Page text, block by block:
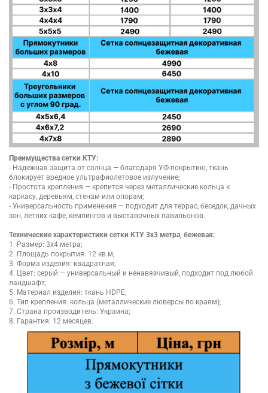
Преимущества сетки КТУ:
- Надежная защита от солнца — благодаря УФ-покрытию, ткань
блокирует вредное ультрафиолетовое излучение;
- Простота крепления — крепится через металлические кольца к
каркасу, деревьям, стенам или опорам;
- Универсальность применения — подходит для террас, беседок, дачных
зон, летних кафе, кемпингов и выставочных павильонов.
Технические характеристики сетки КТУ 3х3 метра, бежевая:
1. Размер: 3х4 метра;
2. Площадь покрытия: 12 кв.м;
3. Форма изделия: квадратная;
4. Цвет: серый — универсальный и ненавязчивый, подходит под любой
ландшафт;
5. Материал изделия: ткань HDPE;
6. Тип крепления: кольца (металлические люверсы по краям);
7. Страна производитель: Украина;
8. Гарантия: 12 месяцев.